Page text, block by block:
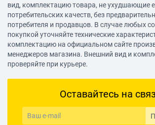
вид, комплектацию товара, не ухудшающие
потребительских качеств, без
потребителя и продавцов. В случае любых
покупкой уточняйте технические
комплектацию на официальном сайте
менеджеров магазина. Внешний вид и
проверяйте при курьере.
Оставайтесь на